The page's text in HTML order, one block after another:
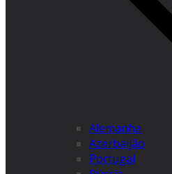
Alemanha
Azerbaijão
Portugal